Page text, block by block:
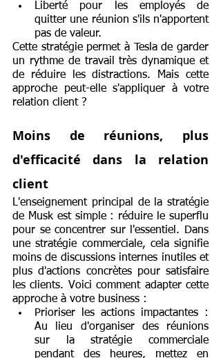
Liberté pour les employés de
quitter une réunion s'ils n'apportent
pas de valeur.
Cette stratégie permet à Tesla de garder
un rythme de travail très dynamique et
de réduire les distractions. Mais cette
approche peut-elle s'appliquer à votre
relation client ?
Moins de réunions, plus
d'efficacité dans la relation
client
L'enseignement principal de la stratégie
de Musk est simple : réduire le superflu
pour se concentrer sur l'essentiel. Dans
une stratégie commerciale, cela signifie
moins de discussions internes inutiles et
plus d'actions concrètes pour satisfaire
les clients. Voici comment adapter cette
approche à votre business :
Prioriser les actions impactantes :
Au lieu d'organiser des réunions
sur la stratégie commerciale
pendant des heures, mettez en